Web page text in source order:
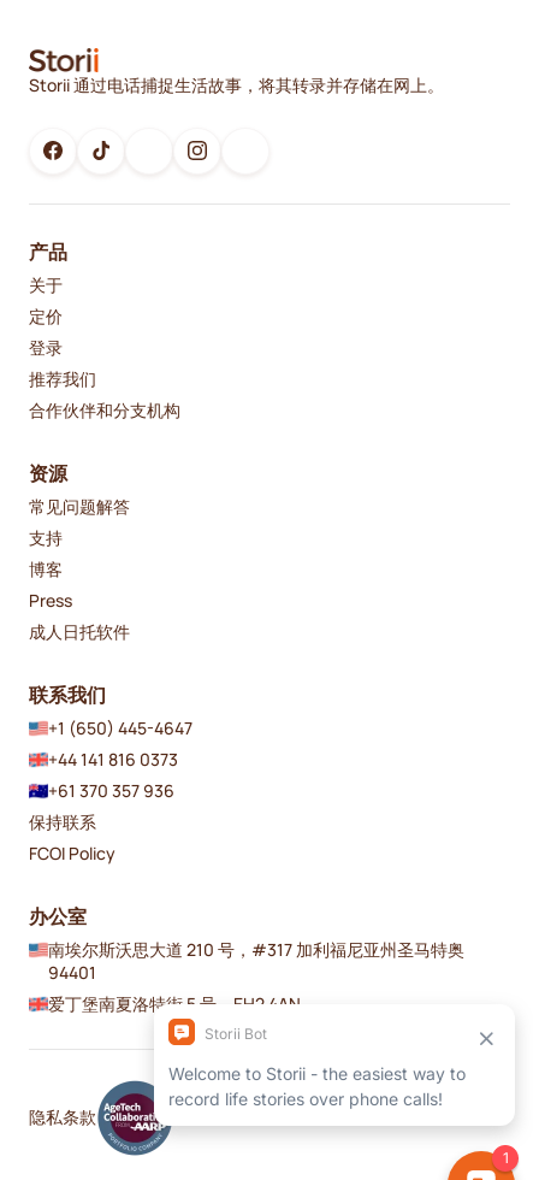
Storii 通过电话捕捉生活故事，将其转录并存储在网上。
产品
关于
定价
登录
推荐我们
合作伙伴和分支机构
资源
常见问题解答
支持
博客
Press
成人日托软件
联系我们
+1 (650) 445-4647
+44 141 816 0373
+61 370 357 936
保持联系
FCOI Policy
办公室
南埃尔斯沃思大道 210 号，#317 加利福尼亚州圣马特奥
94401
爱丁堡南夏洛特街 5 号，EH2 4AN
隐私条款